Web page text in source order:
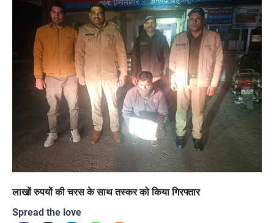
लाखों रुपयों की चरस के साथ तस्कर को किया गिरफ्तार
Spread the love